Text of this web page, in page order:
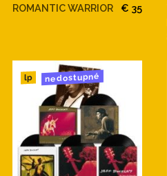
ROMANTIC WARRIOR € 35
lp nedostupné